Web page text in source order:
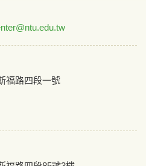
福路四段一號